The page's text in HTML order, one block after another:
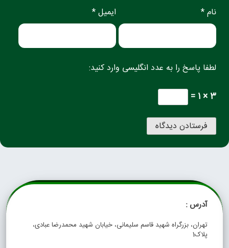
نام * ایمیل *
لطفا پاسخ را به عدد انگلیسی وارد کنید:
3 × 1 =
آدرس :
تهران، بزرگراه شهید قاسم سلیمانی، خیابان شهید محمدرضا عبادی،
پلاک1